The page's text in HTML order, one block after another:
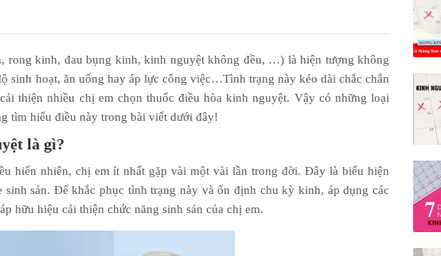
rong kinh, đau bụng kinh, kinh nguyệt không đều, …) là hiện tượng không
sinh hoạt, ăn uống hay áp lực công việc…Tình trạng này kéo dài chắc chắn
thiện nhiều chị em chọn thuốc điều hòa kinh nguyệt. Vậy có những loại
tìm hiểu điều này trong bài viết dưới đây!
là gì?
hiển nhiên, chị em ít nhất gặp vài một vài lần trong đời. Đây là biểu hiện
sinh sản. Để khắc phục tình trạng này và ổn định chu kỳ kinh, áp dụng các
hữu hiệu cải thiện chức năng sinh sản của chị em.